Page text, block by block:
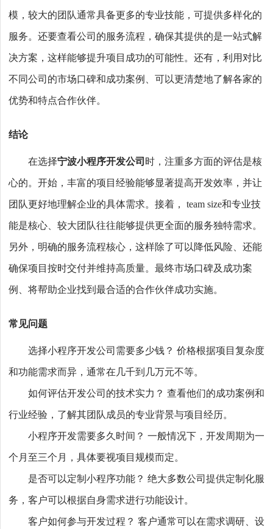
模，较大的团队通常具备更多的专业技能，可提供多样化的
服务。还要查看公司的服务流程，确保其提供的是一站式解
决方案，这样能够提升项目成功的可能性。还有，利用对比
不同公司的市场口碑和成功案例、可以更清楚地了解各家的
优势和特点合作伙伴。
结论
在选择宁波小程序开发公司 时，注重多方面的评估是核
心的。开始，丰富的项目经验能够显著提高开发效率，并让
团队更好地理解企业的具体需求。接着， team size和专业技
能是核心、较大团队往往能够提供更全面的服务独特需求。
另外，明确的服务流程核心，这样除了可以降低风险、还能
确保项目按时交付并维持高质量。最终市场口碑及成功案
例、将帮助企业找到最合适的合作伙伴成功实施。
常见问题
选择小程序开发公司需要多少钱？ 价格根据项目复杂度
和功能需求而异，通常在几千到几万元不等。
如何评估开发公司的技术实力？ 查看他们的成功案例和
行业经验，了解其团队成员的专业背景与项目经历。
小程序开发需要多久时间？ 一般情况下，开发周期为一
个月至三个月，具体要视项目规模而定。
是否可以定制小程序功能？ 绝大多数公司提供定制化服
务，客户可以根据自身需求进行功能设计。
客户如何参与开发过程？ 客户通常可以在需求调研、设